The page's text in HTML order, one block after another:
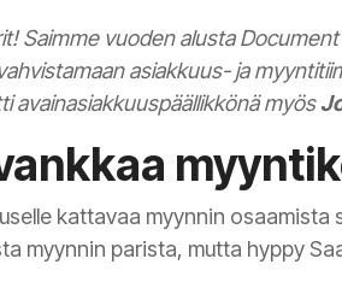
Saimme vuoden alusta
asiakkuus- ja
avainasiakkuuspäällikkönä myös
kattavaa myynnin osaamista
myynnin parista, mutta hyppy